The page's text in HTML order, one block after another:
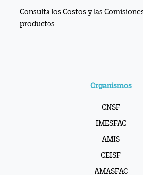
Consulta los Costos y las
productos
Organismos
CNSF
IMESFAC
AMIS
CEISF
AMASFAC